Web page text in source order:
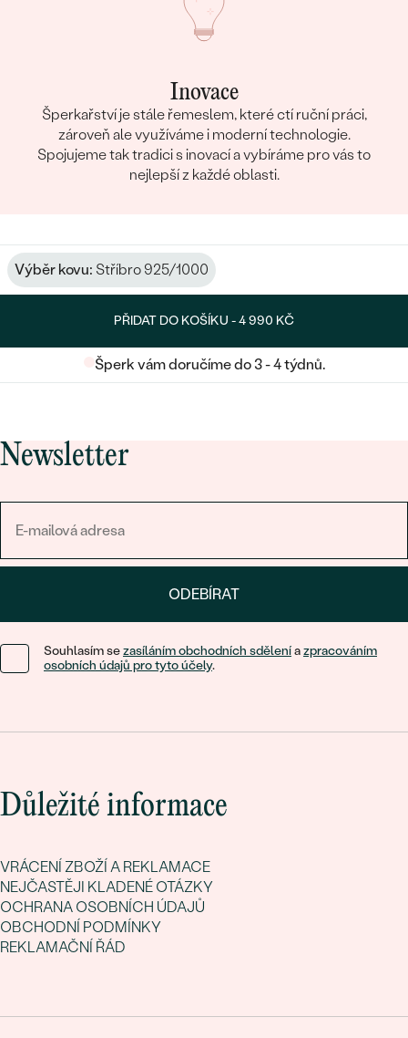
Inovace
Šperkařství je stále řemeslem, které ctí ruční práci,
zároveň ale využíváme i moderní technologie.
Spojujeme tak tradici s inovací a vybíráme pro vás to
nejlepší z každé oblasti.
Výběr kovu: Stříbro 925/1000
PŘIDAT DO KOŠÍKU -4 990 KČ
Šperk vám doručíme do 3 - 4 týdnů.
Newsletter
ODEBÍRAT
Souhlasím sezasíláním obchodních sděleníazpracováním
osobních údajů pro tyto účely.
Důležité informace
VRÁCENÍ ZBOŽÍ A REKLAMACE
NEJČASTĚJI KLADENÉ OTÁZKY
OCHRANA OSOBNÍCH ÚDAJŮ
OBCHODNÍ PODMÍNKY
REKLAMAČNÍ ŘÁD